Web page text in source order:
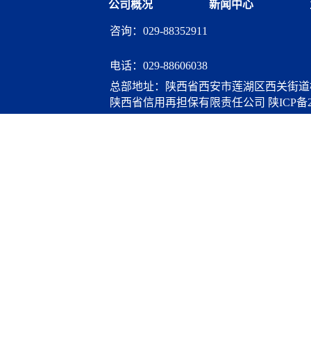
公司概况 新闻中心
咨询：029-88352911
电话： 029-88606038
陕西省信用再担保有限责任公司 陕ICP备
总部地址：陕西省西安市莲湖区西关街